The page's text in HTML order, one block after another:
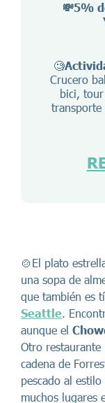
💸5%
🧐
Crucero
bici,
transporte
🍲El plato
una sopa de
que también es
Seattle.
aunque el
Otro restaurante
cadena de
pescado al estilo
muchos lugares